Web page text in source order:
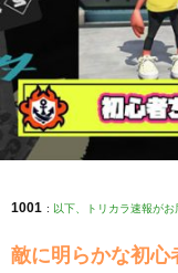
1001 : 以下、トリカラ速報が
敵に明らかな初心